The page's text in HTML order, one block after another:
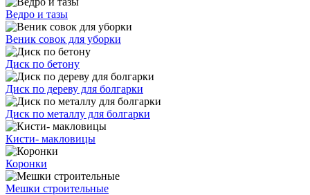
Ведро и тазы
Веник совок для уборки
Диск по бетону
Диск по дереву для болгарки
Диск по металлу для болгарки
Кисти- макловицы
Коронки
Мешки строительные